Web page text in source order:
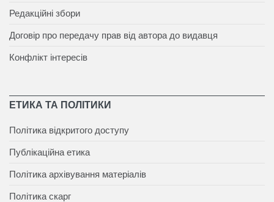
Редакційні збори
Договір про передачу прав від автора до видавця
Конфлікт інтересів
ЕТИКА ТА ПОЛІТИКИ
Політика відкритого доступу
Публікаційна етика
Політика архівування матеріалів
Політика скарг